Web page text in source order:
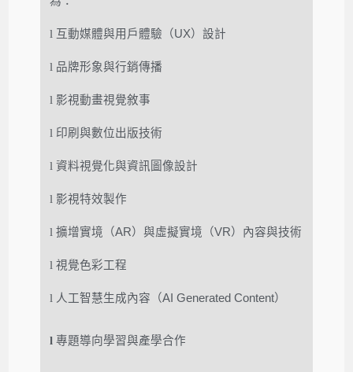
l 互動媒體與用戶體驗（UX）設計
l 品牌形象與行銷傳播
l 影視動畫視覺敘事
l 印刷與數位出版技術
l 資料視覺化與資訊圖像設計
l 影視特效製作
l 擴增實境（AR）與虛擬實境（VR）內容與技術
l 視覺色彩工程
l 人工智慧生成內容（AI Generated Content）
l 專題導向學習與產學合作